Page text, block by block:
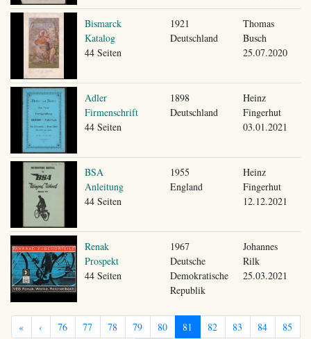
Bismarck
Katalog
44 Seiten
1921
Deutschland
Thomas
Busch
25.07.2020
Adler
Firmenschrift
44 Seiten
1898
Deutschland
Heinz
Fingerhut
03.01.2021
BSA
Anleitung
44 Seiten
1955
England
Heinz
Fingerhut
12.12.2021
Renak
Prospekt
44 Seiten
1967
Deutsche
Demokratische
Republik
Johannes
Rilk
25.03.2021
« ‹ 76 77 78 79 80 81 82 83 84 85